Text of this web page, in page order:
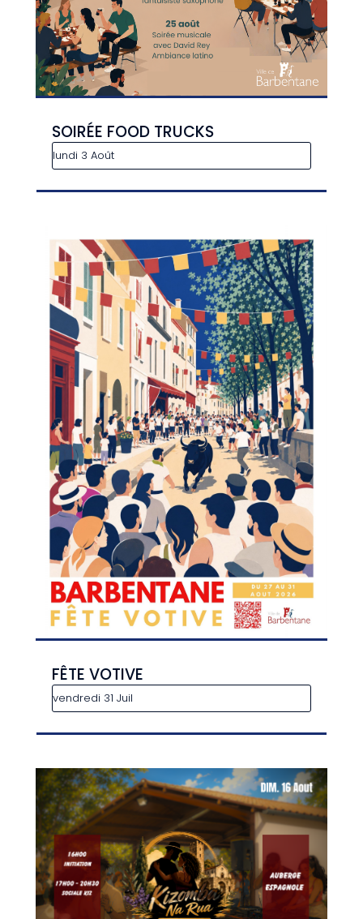
SOIRÉE FOOD TRUCKS
lundi 3 Août
FÊTE VOTIVE
vendredi 31 Juil